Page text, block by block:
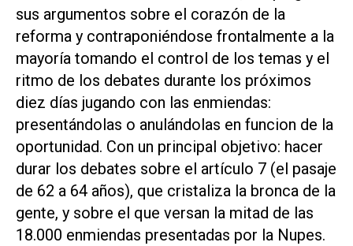
sus argumentos sobre el corazón de la
reforma y contraponiéndose frontalmente a la
mayoría tomando el control de los temas y el
ritmo de los debates durante los próximos
diez días jugando con las enmiendas:
presentándolas o anulándolas en funcion de la
oportunidad. Con un principal objetivo: hacer
durar los debates sobre el artículo 7 (el pasaje
de 62 a 64 años), que cristaliza la bronca de la
gente, y sobre el que versan la mitad de las
18.000 enmiendas presentadas por la Nupes.